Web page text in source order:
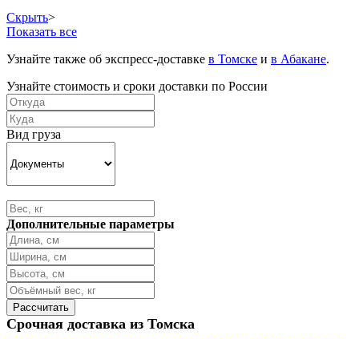
Скрыть>
Показать все
Узнайте также об экспресс-доставке в Томске и в Абакане.
Узнайте стоимость и сроки доставки по России
Вид груза
Дополнительные параметры
Срочная доставка из Томска